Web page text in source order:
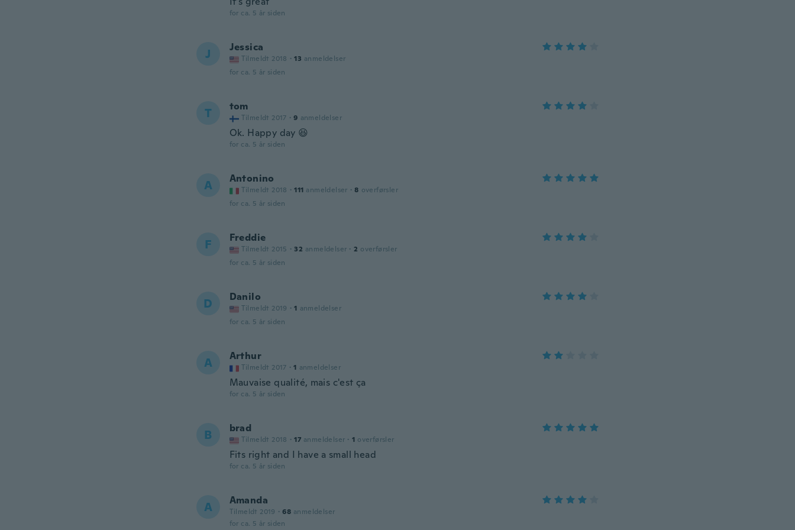
for ca. 5 år siden
J Jessica
Tilmeldt 2018 · 13 anmeldelser
for ca. 5 år siden
T tom
Tilmeldt 2017 · 9 anmeldelser
Ok. Happy day 😆
for ca. 5 år siden
A Antonino
Tilmeldt 2018 · 111 anmeldelser · 8 overførsler
for ca. 5 år siden
F Freddie
Tilmeldt 2015 · 32 anmeldelser · 2 overførsler
for ca. 5 år siden
D Danilo
Tilmeldt 2019 · 1 anmeldelser
for ca. 5 år siden
A Arthur
Tilmeldt 2017 · 1 anmeldelser
Mauvaise qualité, mais c'est ça
for ca. 5 år siden
B brad
Tilmeldt 2018 · 17 anmeldelser · 1 overførsler
Fits right and I have a small head
for ca. 5 år siden
A Amanda
Tilmeldt 2019 · 68 anmeldelser
for ca. 5 år siden